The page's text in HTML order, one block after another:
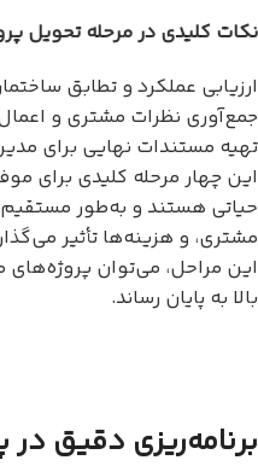
نکات کلیدی در مرحله تحویل
ارزیابی عملکرد و تطابق
جمع‌آوری نظرات مشتری و
تهیه مستندات نهایی برای
این چهار مرحله کلیدی برای
حیاتی هستند و به‌طور مستقیم
مشتری، و هزینه‌ها تأثیر
این مراحل، می‌توان
بالا به پایان رساند.
برنامه‌ریزی دقیق در